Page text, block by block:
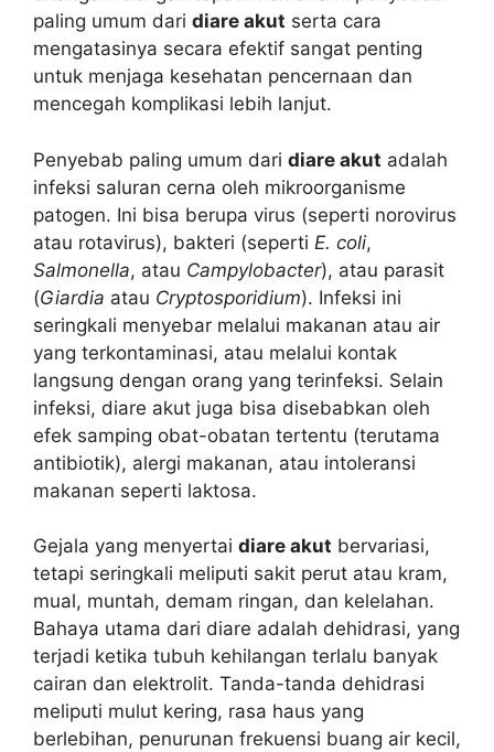
paling umum dari diare akut serta cara
mengatasinya secara efektif sangat penting
untuk menjaga kesehatan pencernaan dan
mencegah komplikasi lebih lanjut.
Penyebab paling umum dari diare akut adalah
infeksi saluran cerna oleh mikroorganisme
patogen. Ini bisa berupa virus (seperti norovirus
atau rotavirus), bakteri (seperti E. coli,
Salmonella, atau Campylobacter), atau parasit
(Giardia atau Cryptosporidium). Infeksi ini
seringkali menyebar melalui makanan atau air
yang terkontaminasi, atau melalui kontak
langsung dengan orang yang terinfeksi. Selain
infeksi, diare akut juga bisa disebabkan oleh
efek samping obat-obatan tertentu (terutama
antibiotik), alergi makanan, atau intoleransi
makanan seperti laktosa.
Gejala yang menyertai diare akut bervariasi,
tetapi seringkali meliputi sakit perut atau kram,
mual, muntah, demam ringan, dan kelelahan.
Bahaya utama dari diare adalah dehidrasi, yang
terjadi ketika tubuh kehilangan terlalu banyak
cairan dan elektrolit. Tanda-tanda dehidrasi
meliputi mulut kering, rasa haus yang
berlebihan, penurunan frekuensi buang air kecil,